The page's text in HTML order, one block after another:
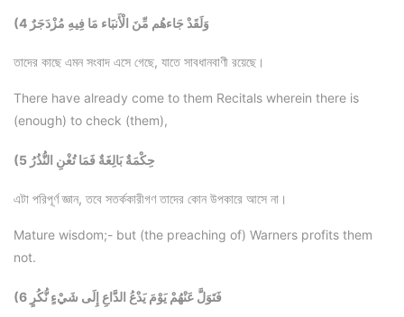
(4 وَلَقَدْ جَاءهُم مِّنَ الْأَنبَاء مَا فِيهِ مُزْدَجَرٌ
তাদের কাছে এমন সংবাদ এসে গেছে, যাতে সাবধানবাণী রয়েছে।
There have already come to them Recitals wherein there is
(enough) to check (them),
(5 حِكْمَةٌ بَالِغَةٌ فَمَا تُغْنِ النُّذُرُ
এটা পরিপূর্ণ জ্ঞান, তবে সতর্ককারীগণ তাদের কোন উপকারে আসে না।
Mature wisdom;- but (the preaching of) Warners profits them
not.
(6 فَتَوَلَّ عَنْهُمْ يَوْمَ يَدْعُ الدَّاعِ إِلَى شَيْءٍ نُّكُرٍ